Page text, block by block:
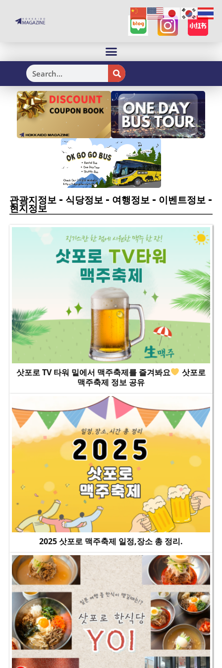
H
관광지정보- 식당정보- 여행정보- 이벤트정보-
현지정보
삿포로 TV 타워 밑에서 맥주축제를 즐겨봐요
삿포로
맥주축제 정보 공유
2025 삿포로 맥주축제 일정,장소 총 정리.